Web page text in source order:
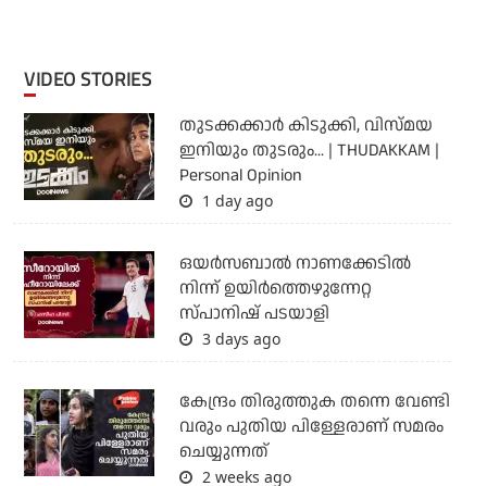
VIDEO STORIES
തുടക്കക്കാര്‍ കിടുക്കി, വിസ്മയ
ഇനിയും തുടരും... | THUDAKKAM |
Personal Opinion
1 day ago
ഒയര്‍സബാൽ നാണക്കേടിൽ
നിന്ന് ഉയിർത്തെഴുന്നേറ്റ
സ്പാനിഷ് പടയാളി
3 days ago
കേന്ദ്രം തിരുത്തുക തന്നെ വേണ്ടി
വരും പുതിയ പിള്ളേരാണ് സമരം
ചെയ്യുന്നത്
2 weeks ago